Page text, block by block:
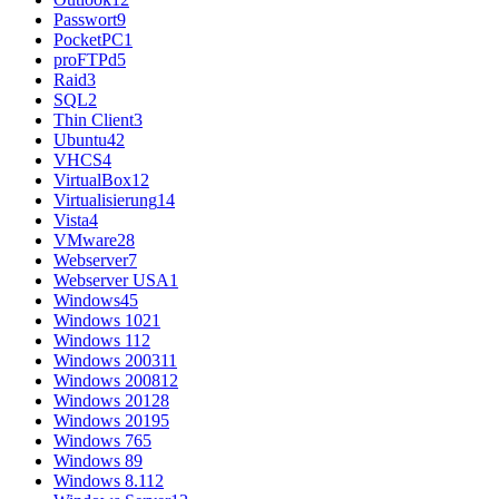
Passwort9
PocketPC1
proFTPd5
Raid3
SQL2
Thin Client3
Ubuntu42
VHCS4
VirtualBox12
Virtualisierung14
Vista4
VMware28
Webserver7
Webserver USA1
Windows45
Windows 1021
Windows 11 2
Windows 200311
Windows 200812
Windows 20128
Windows 20195
Windows 765
Windows 89
Windows 8.112